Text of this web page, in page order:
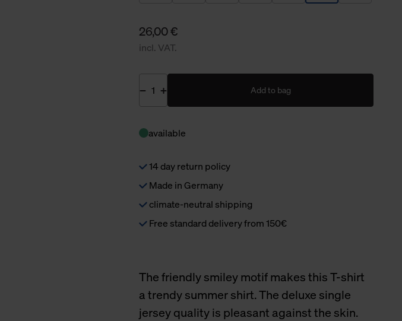
26,00 €
incl. VAT.
Add to bag
available
14 day return policy
Made in Germany
climate-neutral shipping
Free standard delivery from 150€
The friendly smiley motif makes this T-shirt
a trendy summer shirt. The deluxe single
jersey quality is pleasant against the skin.